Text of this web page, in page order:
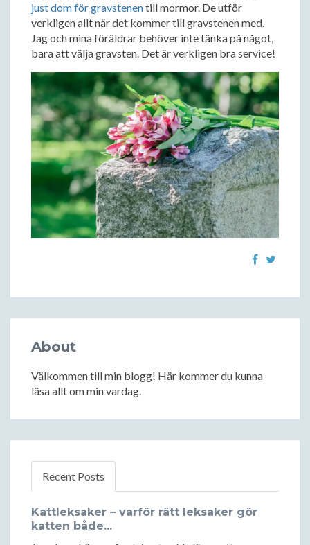
just dom för gravstenentill mormor. De utför
verkligen allt när det kommer till gravstenen med.
Jag och mina föräldrar behöver inte tänka på något,
bara att välja gravsten. Det är verkligen bra service!
About
Välkommen till min blogg! Här kommer du kunna
läsa allt om min vardag.
Recent Posts
Kattleksaker – varför rätt leksaker gör
katten både...